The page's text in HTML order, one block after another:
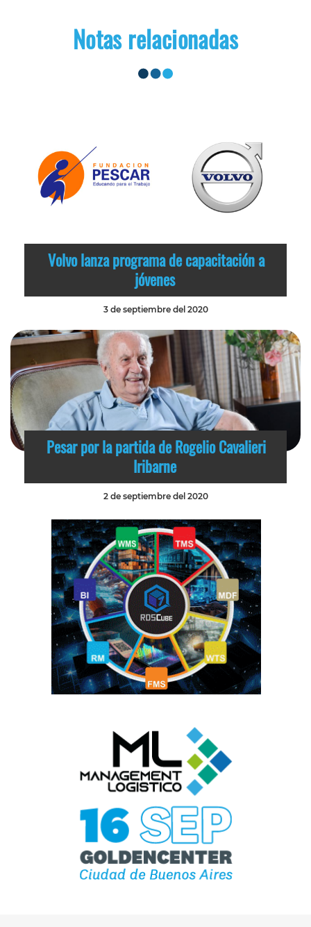
Notas relacionadas
Volvo lanza programa de capacitación a
jóvenes
3 de septiembre del 2020
Pesar por la partida de Rogelio Cavalieri
Iribarne
2 de septiembre del 2020